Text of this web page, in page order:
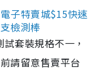
子特賣城$15快速
檢測棒
套裝規格不一，
請留意售賣平台